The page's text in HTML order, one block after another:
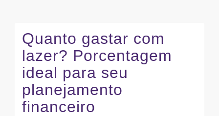
Quanto gastar com
lazer? Porcentagem
ideal para seu
planejamento
financeiro